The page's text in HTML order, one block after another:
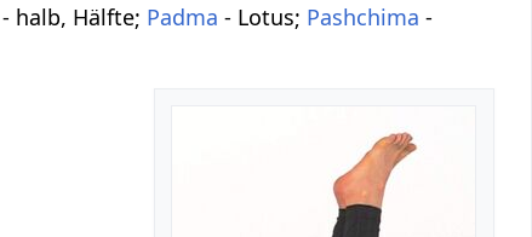
- halb, Hälfte; Padma - Lotus; Pashchima -